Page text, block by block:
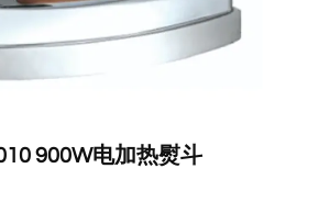
900W电加热熨斗